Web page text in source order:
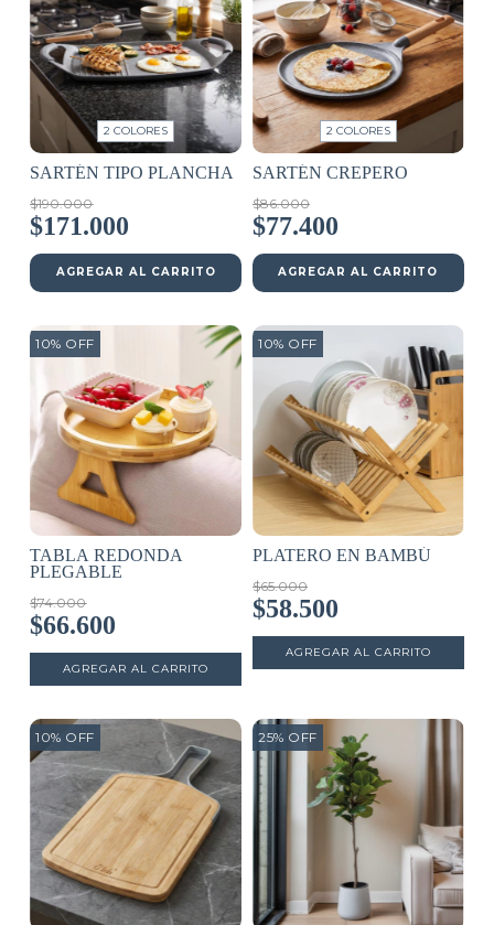
2 COLORES
SARTÉN TIPO PLANCHA
$190.000
$171.000
AGREGAR AL CARRITO
2 COLORES
SARTÉN CREPERO
$86.000
$77.400
AGREGAR AL CARRITO
10% OFF
TABLA REDONDA
PLEGABLE
$74.000
$66.600
10% OFF
PLATERO EN BAMBÚ
$65.000
$58.500
10% OFF 25% OFF